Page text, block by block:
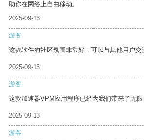
助你在网络上自由移动。
2025-09-13
游客
这款软件的社区氛围非常好，可以与其他用户交
2025-09-13
游客
这款加速器VPM应用程序已经为我们带来了无限
2025-09-13
游客